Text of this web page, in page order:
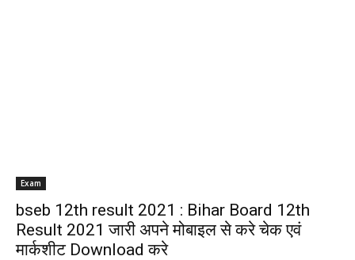
Exam
bseb 12th result 2021 : Bihar Board 12th
Result 2021 जारी अपने मोबाइल से करे चेक एवं
मार्कशीट Download करे